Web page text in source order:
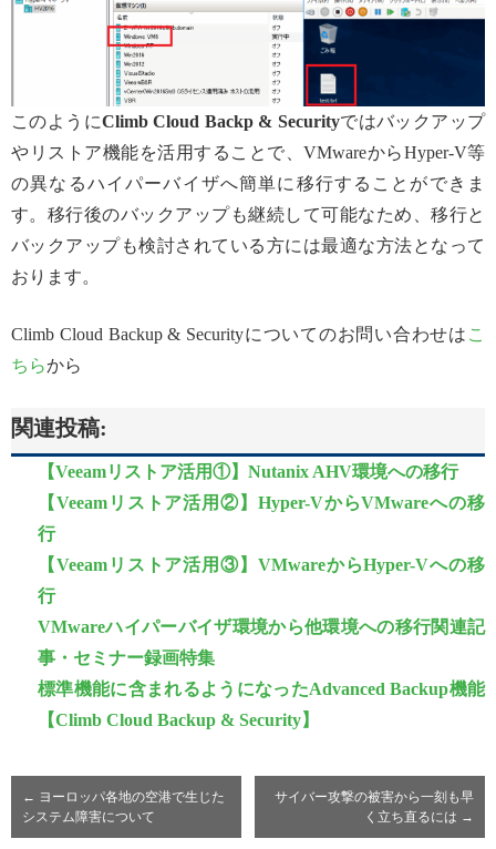
このようにClimb Cloud Backp & Securityではバックアップ
やリストア機能を活用することで、VMwareからHyper-V等
の異なるハイパーバイザへ簡単に移行することができま
す。移行後のバックアップも継続して可能なため、移行と
バックアップも検討されている方には最適な方法となって
おります。
Climb Cloud Backup & Securityについてのお問い合わせは こ
ちらから
関連投稿:
【Veeamリストア活用①】Nutanix AHV環境への移行
【Veeamリストア活用②】Hyper-VからVMwareへの移
行
【Veeamリストア活用③】VMwareからHyper-Vへの移
行
VMwareハイパーバイザ環境から他環境への移行関連記
事・セミナー録画特集
標準機能に含まれるようになったAdvanced Backup機能
【Climb Cloud Backup & Security】
← ヨーロッパ各地の空港で生じた
システム障害について
サイバー攻撃の被害から一刻も早
く立ち直るには →